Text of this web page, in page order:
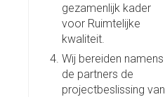
gezamenlijk kader
voor Ruimtelijke
kwaliteit.
Wij bereiden namens
de partners de
projectbeslissing van